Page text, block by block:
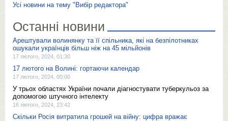
Усі новини на тему "Вибір редактора"
Останні новини
Арештували волинянку та її спільника, які на безпілотниках
ошукали українців більш ніж на 45 мільйонів
17 лютого, 2024, 01:30
17 лютого на Волині: гортаючи календар
17 лютого, 2024, 00:00
У трьох областях України почали діагностувати туберкульоз за
допомогою штучного інтелекту
16 лютого, 2024, 23:42
Скільки Росія витратила грошей на війну: цифра вражає